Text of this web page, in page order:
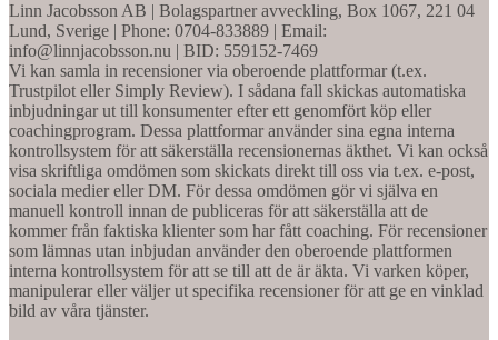
Linn Jacobsson AB | Bolagspartner avveckling, Box 1067, 221 04
Lund, Sverige | Phone: 0704-833889 | Email:
info@linnjacobsson.nu | BID: 559152-7469
Vi kan samla in recensioner via oberoende plattformar (t.ex.
Trustpilot eller Simply Review). I sådana fall skickas automatiska
inbjudningar ut till konsumenter efter ett genomfört köp eller
coachingprogram. Dessa plattformar använder sina egna interna
kontrollsystem för att säkerställa recensionernas äkthet. Vi kan också
visa skriftliga omdömen som skickats direkt till oss via t.ex. e-post,
sociala medier eller DM. För dessa omdömen gör vi själva en
manuell kontroll innan de publiceras för att säkerställa att de
kommer från faktiska klienter som har fått coaching. För recensioner
som lämnas utan inbjudan använder den oberoende plattformen
interna kontrollsystem för att se till att de är äkta. Vi varken köper,
manipulerar eller väljer ut specifika recensioner för att ge en vinklad
bild av våra tjänster.